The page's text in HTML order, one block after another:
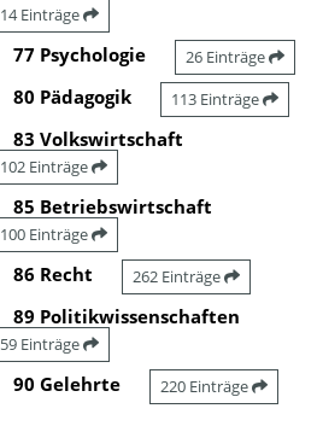
14 Einträge
77 Psychologie 26 Einträge
80 Pädagogik 113 Einträge
83 Volkswirtschaft
102 Einträge
85 Betriebswirtschaft
100 Einträge
86 Recht 262 Einträge
89 Politikwissenschaften
59 Einträge
90 Gelehrte 220 Einträge